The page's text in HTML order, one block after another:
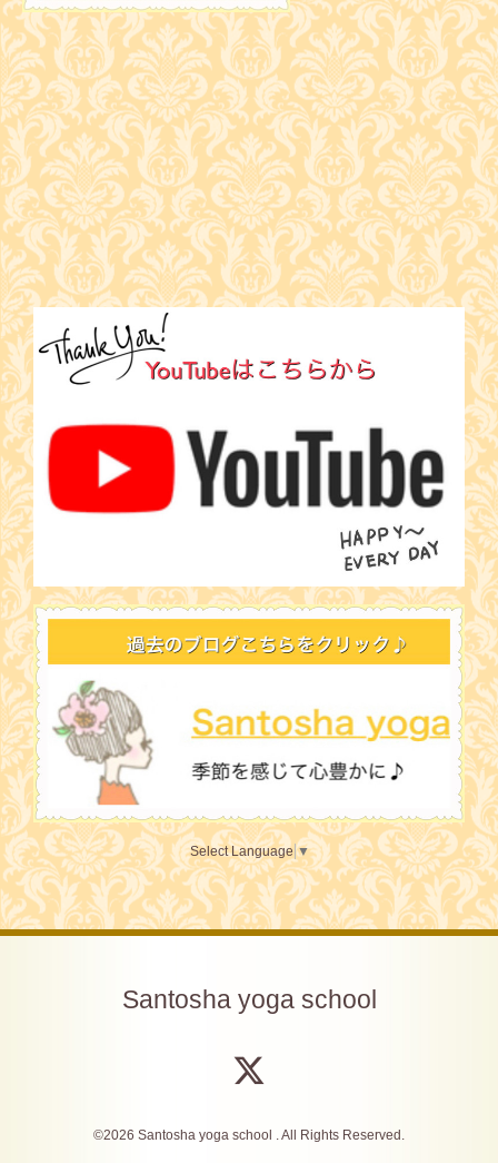
Select Language ▼
Santosha yoga school
©2026 Santosha yoga school . All Rights Reserved.